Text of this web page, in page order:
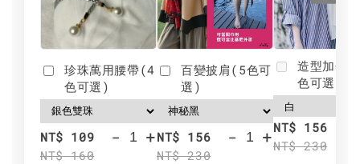
珍珠萬用腰帶(4
色可選)
NT$ 109
NT$ 160
- +
百變披肩(5色可
選)
NT$ 156
NT$ 230
- +
造型加分
色可選)
NT$ 156
NT$ 230